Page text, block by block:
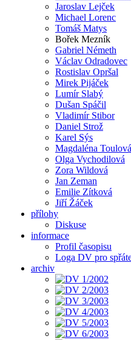
Jaroslav Lejček
Michael Lorenc
Tomáš Matys
Bořek Mezník
Gabriel Németh
Václav Odradovec
Rostislav Opršal
Mirek Pijáček
Lumír Slabý
Dušan Spáčil
Vladimír Stibor
Daniel Strož
Karel Sýs
Magdaléna Toulová
Olga Vychodilová
Zora Wildová
Jan Zeman
Emilie Zítková
Jiří Žáček
přílohy
Diskuse
informace
Profil časopisu
Loga DV pro
archiv